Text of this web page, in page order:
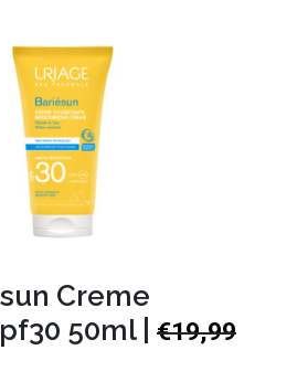
Creme
50ml | €19,99